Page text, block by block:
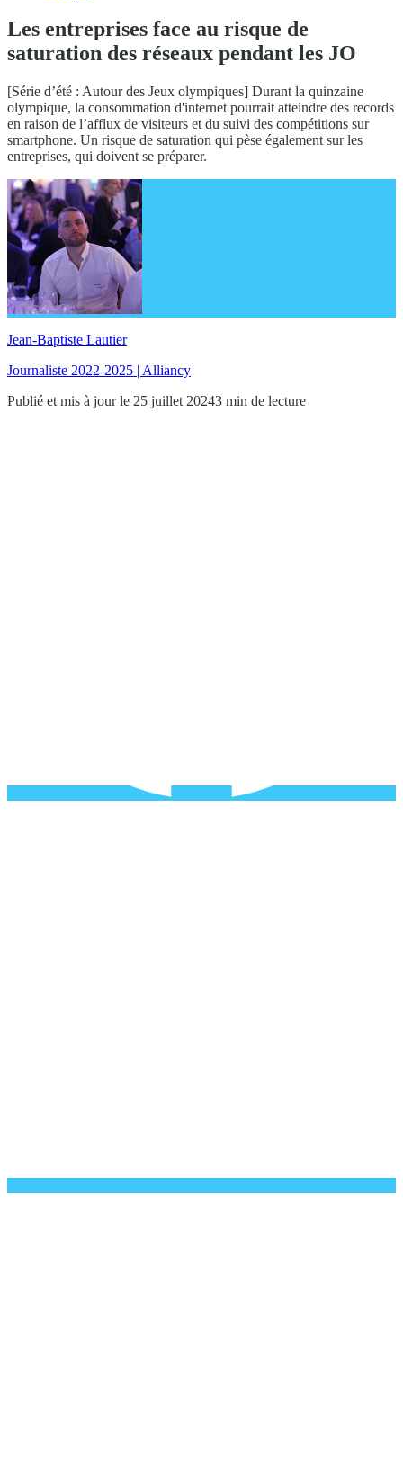
Les entreprises face au risque de
saturation des réseaux pendant les JO
[Série d’été : Autour des Jeux olympiques] Durant la quinzaine
olympique, la consommation d'internet pourrait atteindre des records
en raison de l’afflux de visiteurs et du suivi des compétitions sur
smartphone. Un risque de saturation qui pèse également sur les
entreprises, qui doivent se préparer.
Jean-Baptiste Lautier
Journaliste 2022-2025 | Alliancy
Publié et mis à jour le 25 juillet 20243 min de lecture